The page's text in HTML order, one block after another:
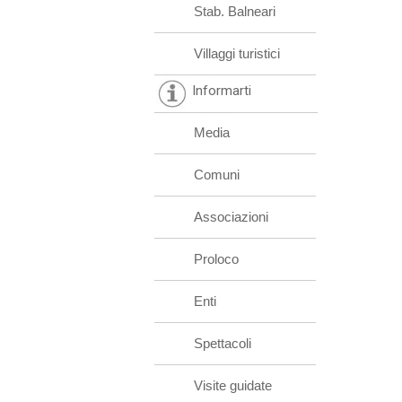
Stab. Balneari
Villaggi turistici
Informarti
Media
Comuni
Associazioni
Proloco
Enti
Spettacoli
Visite guidate